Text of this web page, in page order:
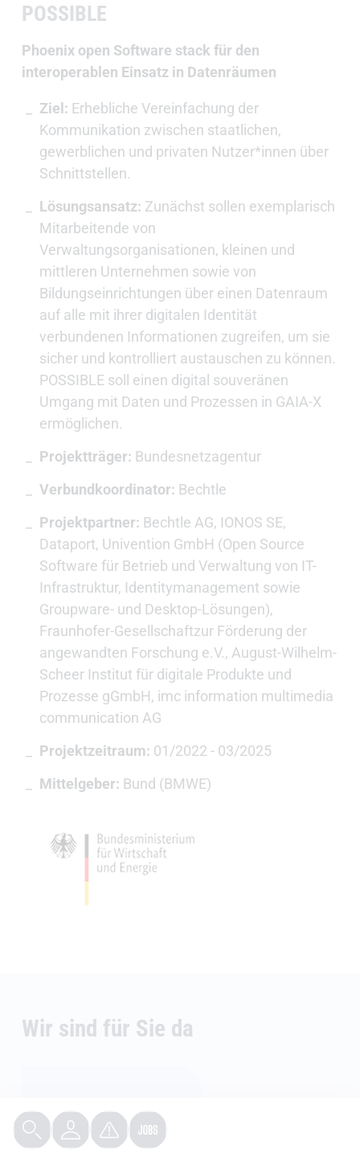
POSSIBLE
Phoenix open Software stack für den
interoperablen Einsatz in Datenräumen
Ziel: Erhebliche Vereinfachung der
Kommunikation zwischen staatlichen,
gewerblichen und privaten Nutzer*innen über
Schnittstellen.
Lösungsansatz: Zunächst sollen exemplarisch
Mitarbeitende von
Verwaltungsorganisationen, kleinen und
mittleren Unternehmen sowie von
Bildungseinrichtungen über einen Datenraum
auf alle mit ihrer digitalen Identität
verbundenen Informationen zugreifen, um sie
sicher und kontrolliert austauschen zu können.
POSSIBLE soll einen digital souveränen
Umgang mit Daten und Prozessen in GAIA-X
ermöglichen.
Projektträger: Bundesnetzagentur
Verbundkoordinator: Bechtle
Projektpartner: Bechtle AG, IONOS SE,
Dataport, Univention GmbH (Open Source
Software für Betrieb und Verwaltung von IT-
Infrastruktur, Identitymanagement sowie
Groupware- und Desktop-Lösungen),
Fraunhofer-Gesellschaftzur Förderung der
angewandten Forschung e.V., August-Wilhelm-
Scheer Institut für digitale Produkte und
Prozesse gGmbH, imc information multimedia
communication AG
Projektzeitraum: 01/2022 - 03/2025
Mittelgeber: Bund (BMWE)
Wir sind für Sie da